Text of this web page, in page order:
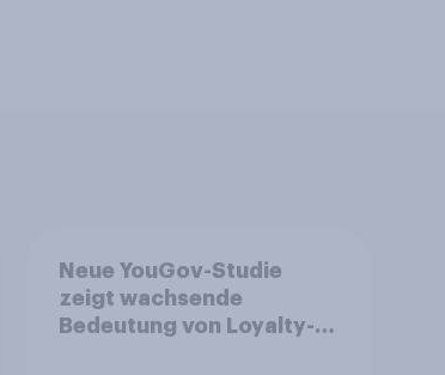
Neue YouGov-Studie
zeigt wachsende
Bedeutung von Loyalty-